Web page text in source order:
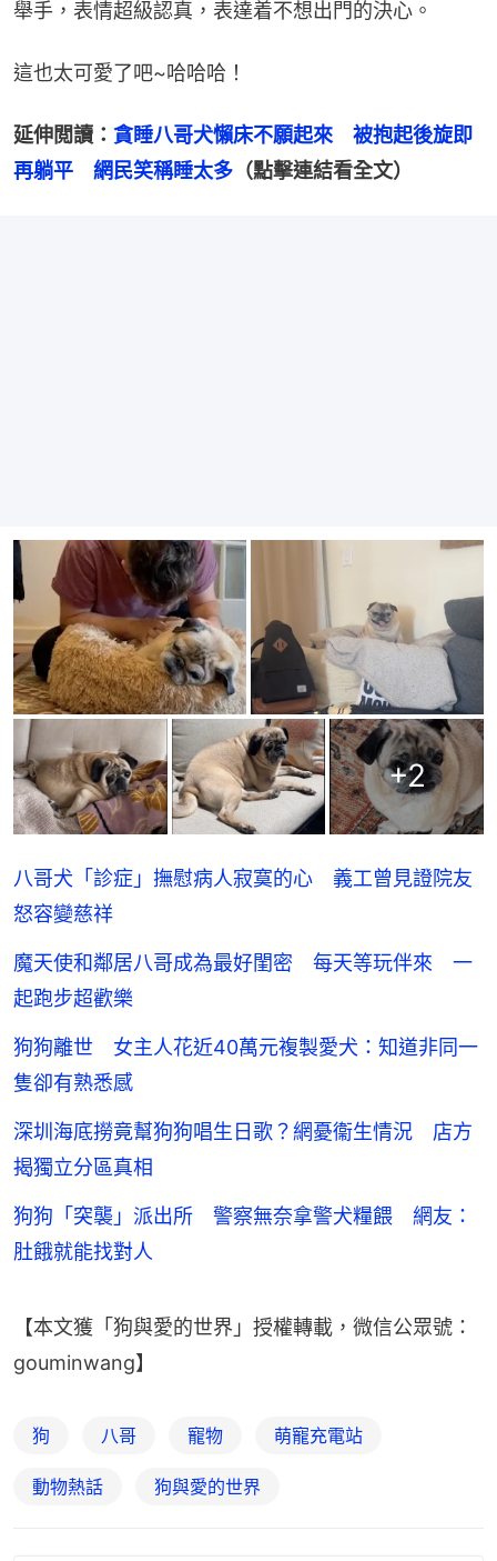
舉手，表情超級認真，表達着不想出門的決心。
這也太可愛了吧~哈哈哈！
延伸閲讀： 貪睡八哥犬懶床不願起來　被抱起後旋即
再躺平　網民笑稱睡太多 （點擊連結看全文）
+2
八哥犬「診症」撫慰病人寂寞的心 義工曾見證院友
怒容變慈祥
魔天使和鄰居八哥成為最好閨密 每天等玩伴來 一
起跑步超歡樂
狗狗離世 女主人花近40萬元複製愛犬：知道非同一
隻卻有熟悉感
深圳海底撈竟幫狗狗唱生日歌？網憂衞生情況 店方
揭獨立分區真相
狗狗「突襲」派出所 警察無奈拿警犬糧餵 網友：
肚餓就能找對人
【本文獲「狗與愛的世界」授權轉載，微信公眾號：
gouminwang】
狗 八哥 寵物 萌寵充電站
動物熱話 狗與愛的世界